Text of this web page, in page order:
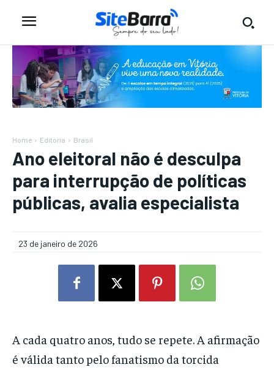
Home Editoria Brasil
Ano eleitoral não é desculpa
para interrupção de políticas
públicas, avalia especialista
23 de janeiro de 2026
A cada quatro anos, tudo se repete. A afirmação
é válida tanto pelo fanatismo da torcida